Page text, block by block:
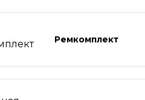
Ремкомплект